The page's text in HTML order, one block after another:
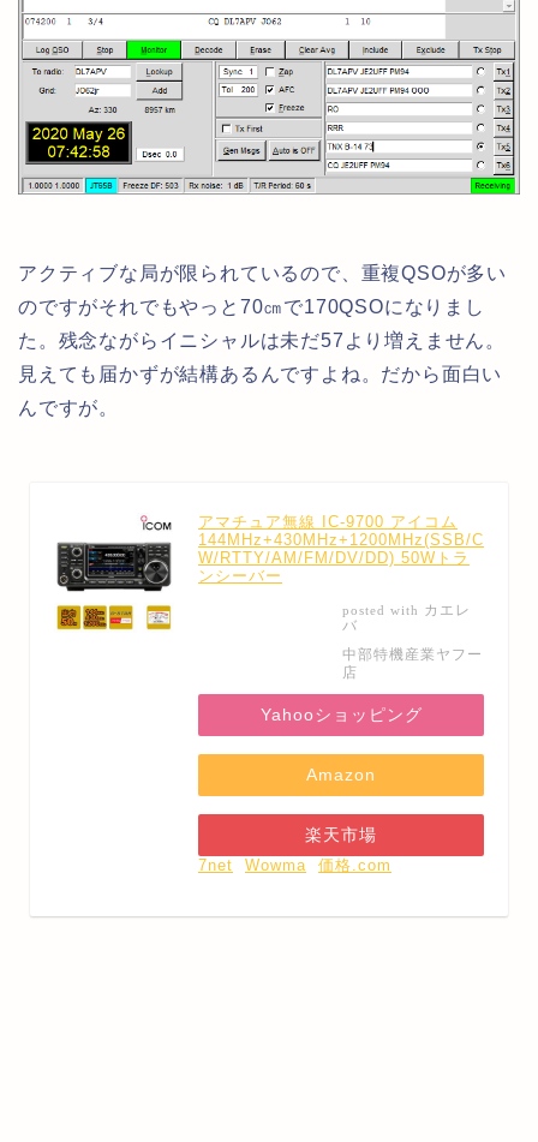
アクティブな局が限られているので、重複QSOが多い
のですがそれでもやっと70㎝で170QSOになりまし
た。残念ながらイニシャルは未だ57より増えません。
見えても届かずが結構あるんですよね。だから面白い
んですが。
アマチュア無線 IC-9700 アイコム
144MHz+430MHz+1200MHz(SSB/C
W/RTTY/AM/FM/DV/DD) 50Wトラ
ンシーバー
posted with カエレ
バ
中部特機産業ヤフー
店
Yahooショッピング
Amazon
楽天市場
7net
Wowma 価格.com